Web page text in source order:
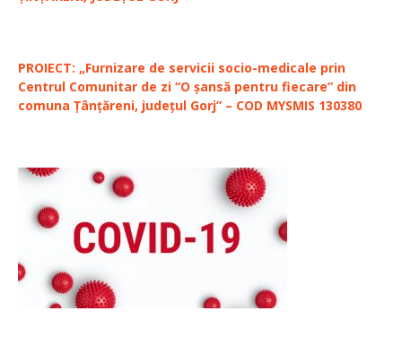
PROIECT: „Furnizare de servicii socio-medicale prin
Centrul Comunitar de zi “O șansă pentru fiecare” din
comuna Țânțăreni, județul Gorj” – COD MYSMIS 130380